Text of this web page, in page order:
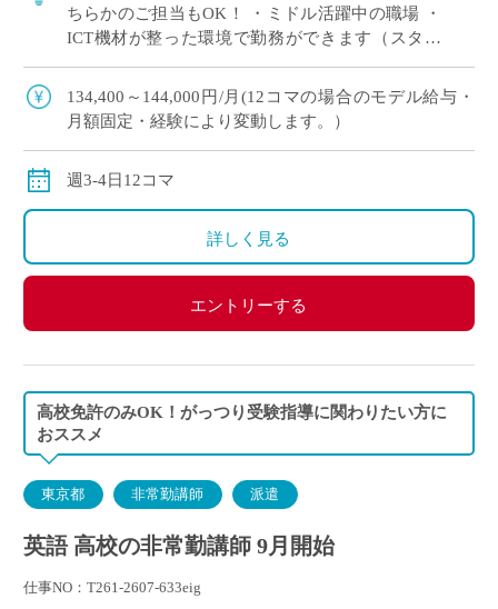
ちらかのご担当もOK！ ・ミドル活躍中の職場 ・
ICT機材が整った環境で勤務ができます（スタデ
での自身の経験を活かして、 […]
134,400～144,000円/月(12コマの場合のモデル給与・
月額固定・経験により変動します。）
週3-4日12コマ
詳しく見る
エントリーする
高校免許のみOK！がっつり受験指導に関わりたい方に
おススメ
東京都 非常勤講師 派遣
英語 高校の非常勤講師 9月開始
仕事NO：T261-2607-633eig